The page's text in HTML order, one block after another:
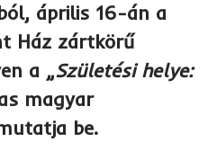
április 16-án a
Ház zártkörű
a „Születési helye:
magyar
be.